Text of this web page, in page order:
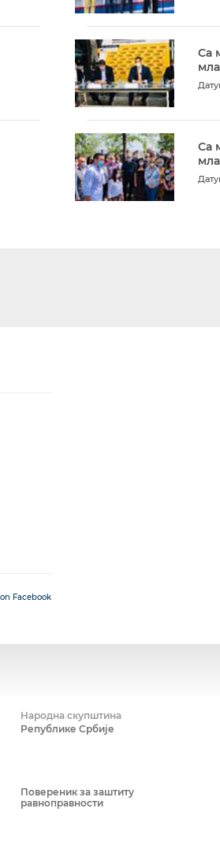
Са
Са
Facebook
Народна скупштина
Републике Србије
Повереник за заштиту
равноправности